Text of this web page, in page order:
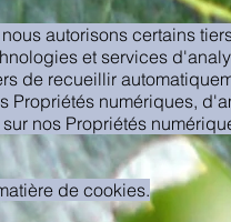
autorisons certains
et services
de recueillir
Propriétés numériques,
nos Propriétés
de cookies.